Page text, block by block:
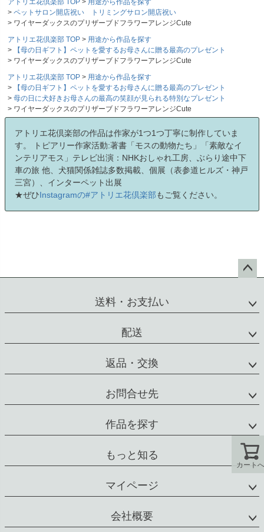
ペットサロン開店祝い トリミングサロン開店祝い
ワイヤーダックスのプリザーブドフラワーアレンジCute
アトリエ花倶楽部 TOP
用途から作品を探す
【母の日ギフト】ペットを愛するお母さんに贈る最高のプレゼント
ワイヤーダックスのプリザーブドフラワーアレンジCute
アトリエ花倶楽部 TOP
用途から作品を探す
【母の日ギフト】ペットを愛するお母さんに贈る最高のプレゼント
母の日に犬好きお母さんの最高の笑顔が見られる特別なプレゼント
ワイヤーダックスのプリザーブドフラワーアレンジCute
アトリエ花倶楽部の作品は作家が1つ1つ丁寧に制作していま
す。 トピアリー作家活動:著書「モスの動物たち」「素敵なイ
ンテリアモス」テレビ出演：NHKおしゃれ工房、ぶらり途中下
車の旅 他、犬猫関係雑誌多数掲載、個展（表参道ヒルズ・神戸
三宮）、インターペット出展
★ぜひInstagramの#アトリエ花倶楽部もご覧ください。
ップ
送料・お支払い
配送
返品・交換
お問合せ先
作品を探す
もっと知る
マイページ
会社概要
カートへ